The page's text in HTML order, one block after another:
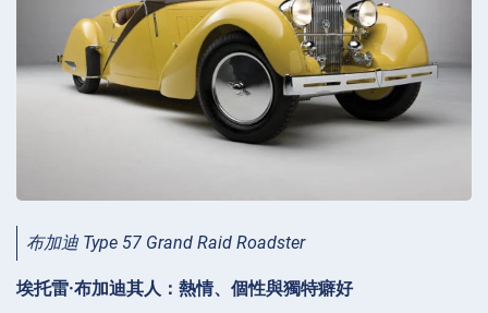
布加迪 Type 57 Grand Raid Roadster
埃托雷·布加迪其人：熱情、個性與獨特癖好